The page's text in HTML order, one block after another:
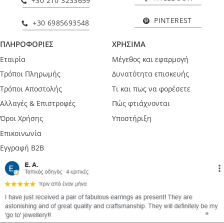
+30 6985693548 PINTEREST
ΠΛΗΡΟΦΟΡΙΕΣ
Εταιρία
Τρόποι Πληρωμής
Τρόποι Αποστολής
Αλλαγές & Επιστροφές
Όροι Χρήσης
Επικοινωνία
Εγγραφή B2B
ΧΡΗΣΙΜΑ
Μέγεθος και εφαρμογή
Δυνατότητα επισκευής
Τι και πως να φορέσετε
Πώς φτιάχνονται
Υποστήριξη